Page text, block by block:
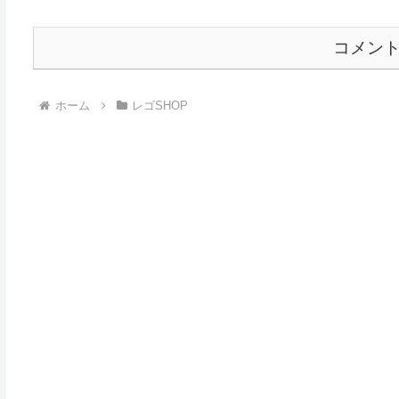
コメン
ホーム レゴSHOP